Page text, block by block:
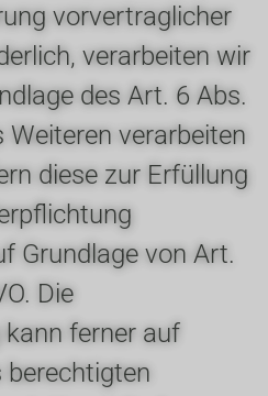
vorvertraglicher
verarbeiten wir
des Art. 6 Abs.
Weiteren verarbeiten
diese zur Erfüllung
Grundlage von Art.
Die
ferner auf
berechtigten